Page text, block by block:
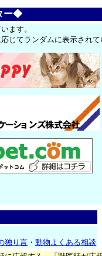
ー◆
ます。
じてランダムに表示され
独り言 ・動物よくある相談